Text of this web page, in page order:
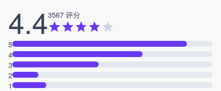
4.43567 评分
5
4
3
2
1